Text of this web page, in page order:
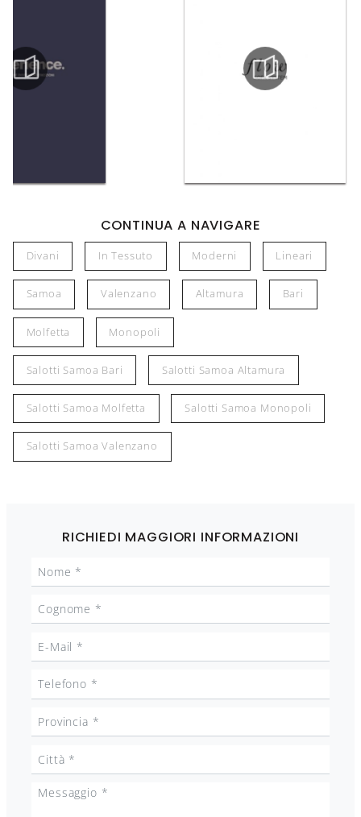
CONTINUA A NAVIGARE
Divani In Tessuto Moderni Lineari
Samoa Valenzano Altamura Bari
Molfetta Monopoli
Salotti Samoa Bari Salotti Samoa Altamura
Salotti Samoa Molfetta Salotti Samoa Monopoli
Salotti Samoa Valenzano
RICHIEDI MAGGIORI INFORMAZIONI